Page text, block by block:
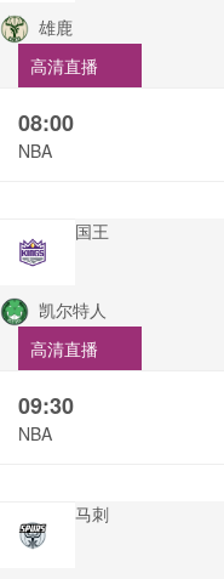
雄鹿
高清直播
08:00
NBA
国王
凯尔特人
高清直播
09:30
NBA
马刺